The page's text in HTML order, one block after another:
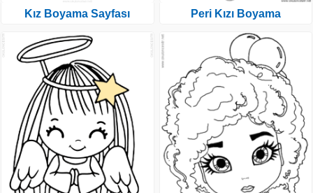
Kız Boyama Sayfası Peri Kızı Boyama